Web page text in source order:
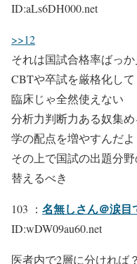
ID:aLs6DH000.net
>>12
それは国試合格率ばっ
CBTや卒試を厳格化し
臨床じゃ全然使えない
分析力判断力ある奴集
学の配点を増やすんだよ
その上で国試の出題分
替えるべき
103 ： 名無しさん＠涙目
ID:wDW09au60.net
医者内で2層に分ければ